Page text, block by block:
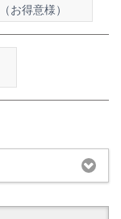
（お得意様）